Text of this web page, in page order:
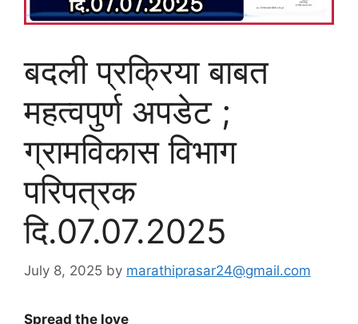
बदली प्रक्रिया बाबत
महत्वपुर्ण अपडेट ;
ग्रामविकास विभाग
परिपत्रक
दि.07.07.2025
July 8, 2025 by marathiprasar24@gmail.com
Spread the love